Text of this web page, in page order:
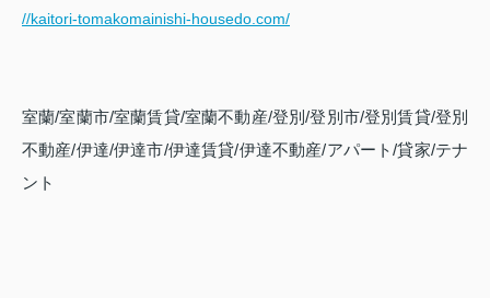
//kaitori-tomakomainishi-housedo.com/
室蘭/室蘭市/室蘭賃貸/室蘭不動産/登別/登別市/登別賃貸/登別
不動産/伊達/伊達市/伊達賃貸/伊達不動産/アパート/貸家/テナ
ント